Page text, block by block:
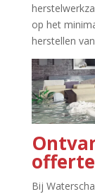
op het
herstellen
Bij